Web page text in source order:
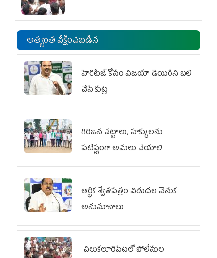
అత్యంత వీక్షించబడిన
హెరిటేజ్ కోసం విజయా డెయిరీని బలి
చేసే కుట్ర‌
గిరిజన చట్టాలు, హక్కులను
పటిష్టంగా అమలు చేయాలి
ఆర్థిక శ్వేతపత్రం విడుదల వెనుక
అనుమానాలు
చిలుక‌లూరిపేట‌లో పోలీసుల